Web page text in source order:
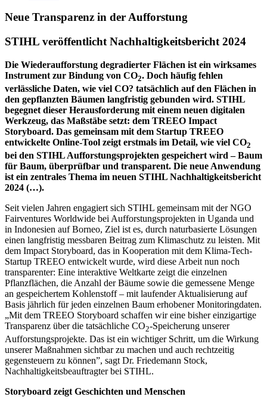
Neue Transparenz in der Aufforstung
STIHL veröffentlicht Nachhaltigkeitsbericht 2024
Die Wiederaufforstung degradierter Flächen ist ein wirksames
Instrument zur Bindung von CO2. Doch häufig fehlen
verlässliche Daten, wie viel CO? tatsächlich auf den Flächen in
den gepflanzten Bäumen langfristig gebunden wird. STIHL
begegnet dieser Herausforderung mit einem neuen digitalen
Werkzeug, das Maßstäbe setzt: dem TREEO Impact
Storyboard. Das gemeinsam mit dem Startup TREEO
entwickelte Online-Tool zeigt erstmals im Detail, wie viel CO2
bei den STIHL Aufforstungsprojekten gespeichert wird – Baum
für Baum, überprüfbar und transparent. Die neue Anwendung
ist ein zentrales Thema im neuen STIHL Nachhaltigkeitsbericht
2024 (…).
Seit vielen Jahren engagiert sich STIHL gemeinsam mit der NGO
Fairventures Worldwide bei Aufforstungsprojekten in Uganda und
in Indonesien auf Borneo, Ziel ist es, durch naturbasierte Lösungen
einen langfristig messbaren Beitrag zum Klimaschutz zu leisten. Mit
dem Impact Storyboard, das in Kooperation mit dem Klima-Tech-
Startup TREEO entwickelt wurde, wird diese Arbeit nun noch
transparenter: Eine interaktive Weltkarte zeigt die einzelnen
Pflanzflächen, die Anzahl der Bäume sowie die gemessene Menge
an gespeichertem Kohlenstoff – mit laufender Aktualisierung auf
Basis jährlich für jeden einzelnen Baum erhobener Monitoringdaten.
„Mit dem TREEO Storyboard schaffen wir eine bisher einzigartige
Transparenz über die tatsächliche CO2-Speicherung unserer
Aufforstungsprojekte. Das ist ein wichtiger Schritt, um die Wirkung
unserer Maßnahmen sichtbar zu machen und auch rechtzeitig
gegensteuern zu können”, sagt Dr. Friedemann Stock,
Nachhaltigkeitsbeauftragter bei STIHL.
Storyboard zeigt Geschichten und Menschen